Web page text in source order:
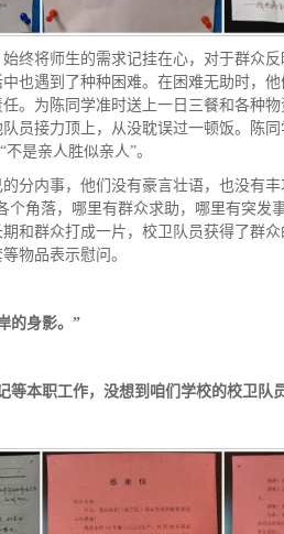
终将师生的需求记挂在心，对于群众
也遇到了种种困难。在困难无助时，
。为陈同学准时送上一日三餐和各种
员接力顶上，从没耽误过一顿饭。陈
是亲人胜似亲人”。
分内事，他们没有豪言壮语，也没有
角落，哪里有群众求助，哪里有突
和群众打成一片，校卫队员获得了群
物品表示慰问。
的身影。 ”
本职工作，没想到咱们学校的校卫队